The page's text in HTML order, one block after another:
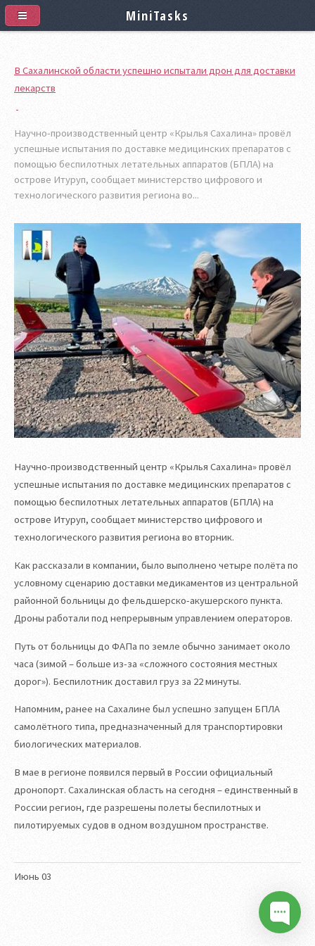
В Сахалинской области успешно испытали дрон для доставки
лекарств
Научно-производственный центр «Крылья Сахалина» провёл
успешные испытания по доставке медицинских препаратов с
помощью беспилотных летательных аппаратов (БПЛА) на
острове Итуруп, сообщает министерство цифрового и
технологического развития региона во...
Июнь 03
Научно-производственный центр «Крылья Сахалина» провёл
успешные испытания по доставке медицинских препаратов с
помощью беспилотных летательных аппаратов (БПЛА) на
острове Итуруп, сообщает министерство цифрового и
технологического развития региона во вторник.
Как рассказали в компании, было выполнено четыре полёта по
условному сценарию доставки медикаментов из центральной
районной больницы до фельдшерско-акушерского пункта.
Дроны работали под непрерывным управлением операторов.
Путь от больницы до ФАПа по земле обычно занимает около
часа (зимой – больше из-за «сложного состояния местных
дорог»). Беспилотник доставил груз за 22 минуты.
Напомним, ранее на Сахалине был успешно запущен БПЛА
самолётного типа, предназначенный для транспортировки
биологических материалов.
В мае в регионе появился первый в России официальный
дронопорт. Сахалинская область на сегодня – единственный в
России регион, где разрешены полеты беспилотных и
пилотируемых судов в одном воздушном пространстве.
MiniTasks